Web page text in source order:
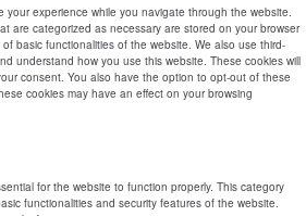
your experience while you navigate through the website.
are categorized as necessary are stored on your browser
basic functionalities of the website. We also use third-
understand how you use this website. These cookies will
consent. You also have the option to opt-out of these
cookies may have an effect on your browsing
for the website to function properly. This category
functionalities and security features of the website.